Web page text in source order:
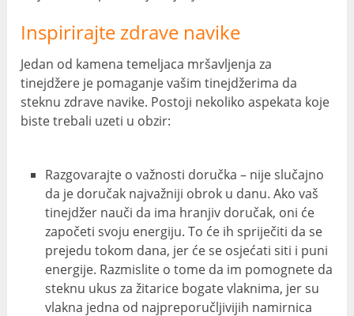
Inspirirajte zdrave navike
Jedan od kamena temeljaca mršavljenja za
tinejdžere je pomaganje vašim tinejdžerima da
steknu zdrave navike. Postoji nekoliko aspekata koje
biste trebali uzeti u obzir:
Razgovarajte o važnosti doručka – nije slučajno
da je doručak najvažniji obrok u danu. Ako vaš
tinejdžer nauči da ima hranjiv doručak, oni će
započeti svoju energiju. To će ih spriječiti da se
prejedu tokom dana, jer će se osjećati siti i puni
energije. Razmislite o tome da im pomognete da
steknu ukus za žitarice bogate vlaknima, jer su
vlakna jedna od najpreporučljivijih namirnica